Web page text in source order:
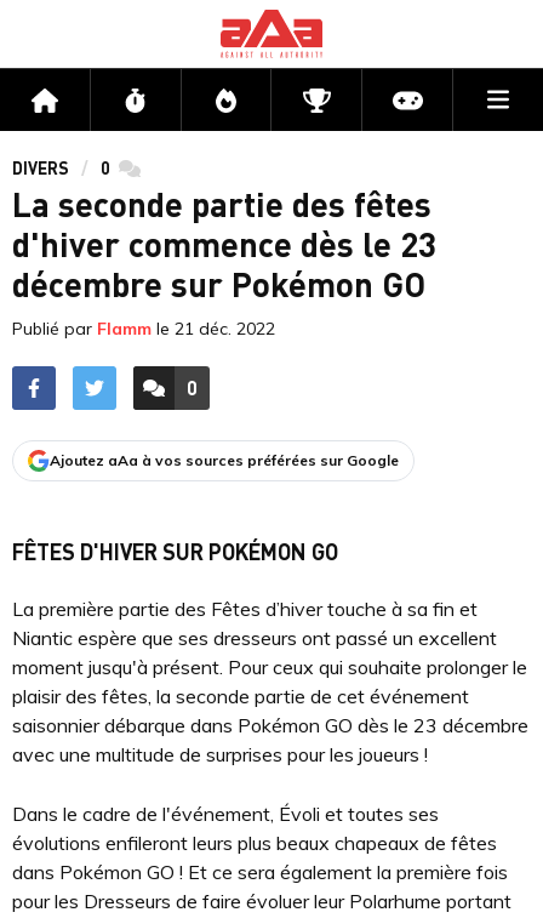
Accueil Flux Directs CompétitionsActu jeux
DIVERS 0 commentaires
La seconde partie des fêtes
d'hiver commence dès le 23
décembre sur Pokémon GO
Publié par Flamm le 21 déc. 2022
ACCÉDER AUX
0
COMMENTAIRES
Ajoutez aAa à vos sources préférées sur Google
FÊTES D'HIVER SUR POKÉMON GO
La première partie des Fêtes d’hiver touche à sa fin et
Niantic espère que ses dresseurs ont passé un excellent
moment jusqu'à présent. Pour ceux qui souhaite prolonger le
plaisir des fêtes, la seconde partie de cet événement
saisonnier débarque dans Pokémon GO dès le 23 décembre
avec une multitude de surprises pour les joueurs !
Dans le cadre de l'événement, Évoli et toutes ses
évolutions enfileront leurs plus beaux chapeaux de fêtes
dans Pokémon GO ! Et ce sera également la première fois
pour les Dresseurs de faire évoluer leur Polarhume portant